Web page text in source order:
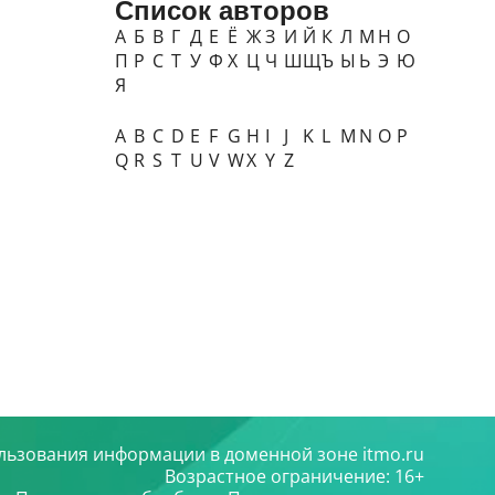
Список авторов
А Б В Г Д Е Ё ЖЗ И Й К Л М Н О
П Р С Т У Ф Х Ц Ч ШЩЪ Ы Ь Э Ю
Я
A B C D E F G H I J K L M N O P
Q R S T U V WX Y Z
информации в доменной зоне itmo.ru
Возрастное ограничение: 16+